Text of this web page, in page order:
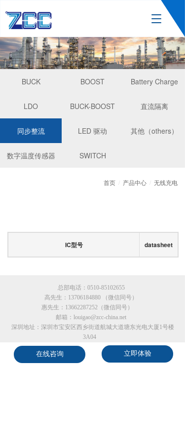
T
g
g
l
e
n
i
a
BUCK BOOST Battery Charge
LDO BUCK-BOOST 直流隔离
同步整流 LED 驱动 其他（others）
数字温度传感器 SWITCH
首页 产品中心 无线充电
IC型号 datasheet
总部电话： 0510-85102655
高先生： 13706184880 （微信同号）
惠先生： 13662287252 （微信同号）
邮箱：louigao@zcc-china.net
深圳地址：深圳市宝安区西乡街道航城大道塘东光电大厦1号楼
3A04
无锡地址：无锡市滨湖区滴翠路100号B幢611
立即体验
在线咨询